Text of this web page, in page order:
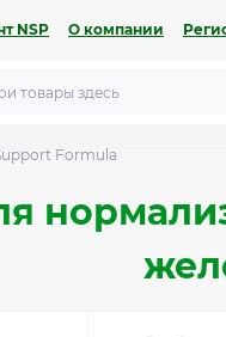
NSP О компании
Formula